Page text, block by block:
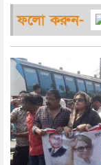
ফলো করুন-